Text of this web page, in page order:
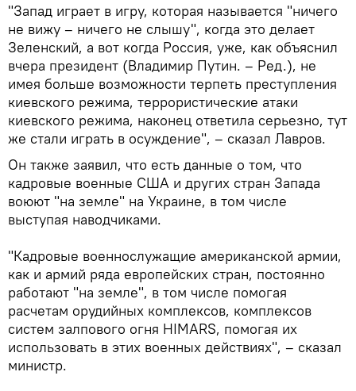
"Запад играет в игру, которая называется "ничего
не вижу – ничего не слышу", когда это делает
Зеленский, а вот когда Россия, уже, как объяснил
вчера президент (Владимир Путин. – Ред.), не
имея больше возможности терпеть преступления
киевского режима, террористические атаки
киевского режима, наконец ответила серьезно, тут
же стали играть в осуждение", – сказал Лавров.
Он также заявил, что есть данные о том, что
кадровые военные США и других стран Запада
воюют "на земле" на Украине, в том числе
выступая наводчиками.
"Кадровые военнослужащие американской армии,
как и армий ряда европейских стран, постоянно
работают "на земле", в том числе помогая
расчетам орудийных комплексов, комплексов
систем залпового огня HIMARS, помогая их
использовать в этих военных действиях", – сказал
министр.